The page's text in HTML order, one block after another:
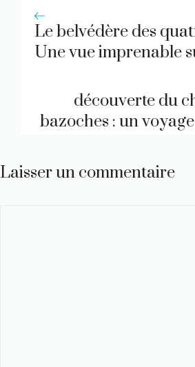
Le belvédère des
Une vue imprenable
découverte du
bazoches : un
Laisser un commentaire